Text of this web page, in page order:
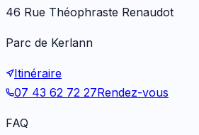
46 Rue Théophraste Renaudot
Parc de Kerlann
Itinéraire
07 43 62 72 27Rendez-vous
FAQ